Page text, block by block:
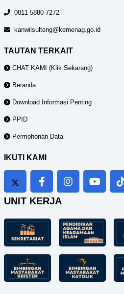
0811-5880-7272
kanwilsulteng@kemenag.go.id
TAUTAN TERKAIT
CHAT KAMI (Klik Sekarang)
Beranda
Download Informasi Penting
PPID
Permohonan Data
IKUTI KAMI
UNIT KERJA